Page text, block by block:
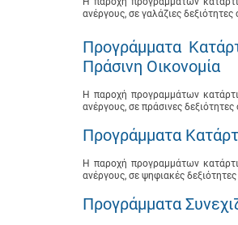
ανέργους, σε γαλάζιες
Προγράμματα
Πράσινη Οικονομία
Η παροχή προγραμμάτων
ανέργους, σε πράσινες
Προγράμματα
Η παροχή προγραμμάτων
ανέργους, σε ψηφιακές
Προγράμματα